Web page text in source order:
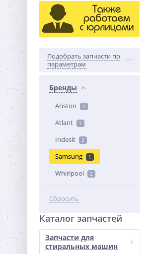
Подобрать запчасти по
параметрам
Бренды
Ariston 2
Atlant 1
Indesit 2
Samsung 1
Whirlpool 2
Сбросить
Каталог запчастей
Запчасти для
стиральных машин